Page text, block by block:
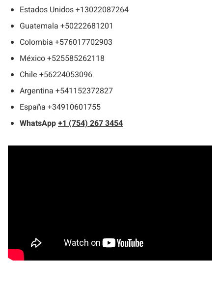
Estados Unidos +13022087264
Guatemala +50222681201
Colombia +576017702903
México +525585262118
Chile +56224053096
Argentina +541152372827
España +34910601755
WhatsApp+1 (754) 267 3454